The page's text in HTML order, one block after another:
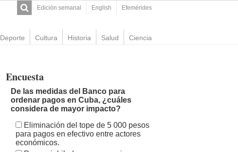
Edición semanal English Efemérides
Deporte Cultura Historia Salud Ciencia
Encuesta
De las medidas del Banco para
ordenar pagos en Cuba, ¿cuáles
considera de mayor impacto?
Eliminación del tope de 5 000 pesos
para pagos en efectivo entre actores
económicos.